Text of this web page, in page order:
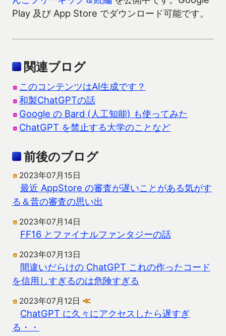
Play 及び App Store でダウンロード可能です。
関連ブログ
このコンテンツはAI生成です？
和製ChatGPTの話
Google の Bard (人工知能) も使ってみた
ChatGPT を禁止する大学のことなど
前後のブログ
2023年07月15日
最近 AppStore の審査が遅いことがある気がす
る＆昔の審査の思い出
2023年07月14日
FF16 とファイナルファンタジーの話
2023年07月13日
間違いだらけの ChatGPT これの作ったコード
を信用しすぎるのは危険すぎる
2023年07月12日 ≪
ChatGPT に久々にアクセスしたら遅すぎ
る・・